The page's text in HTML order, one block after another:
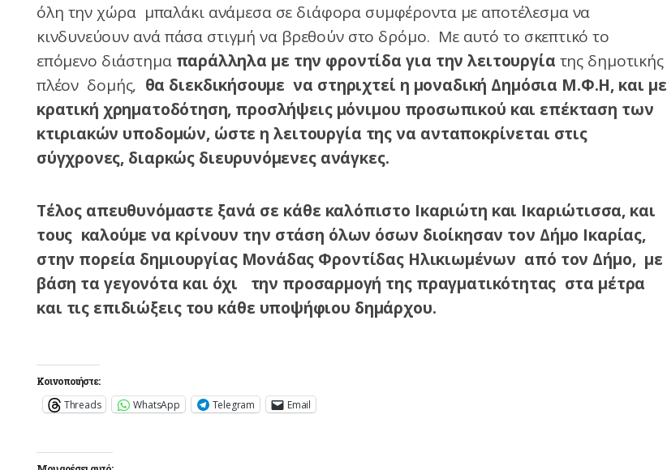
όλη την χώρα μπαλάκι ανάμεσα σε διάφορα συμφέροντα με αποτέλεσμα να
κινδυνεύουν ανά πάσα στιγμή να βρεθούν στο δρόμο. Με αυτό το σκεπτικό το
επόμενο διάστημα παράλληλα με την φροντίδα για την λειτουργία της δημοτικής
πλέον δομής, θα διεκδικήσουμε να στηριχτεί η μοναδική Δημόσια Μ.Φ.Η, και με
κρατική χρηματοδότηση, προσλήψεις μόνιμου προσωπικού και επέκταση των
κτιριακών υποδομών, ώστε η λειτουργία της να ανταποκρίνεται στις
σύγχρονες, διαρκώς διευρυνόμενες ανάγκες.
Τέλος απευθυνόμαστε ξανά σε κάθε καλόπιστο Ικαριώτη και Ικαριώτισσα, και
τους καλούμε να κρίνουν την στάση όλων όσων διοίκησαν τον Δήμο Ικαρίας,
στην πορεία δημιουργίας Μονάδας Φροντίδας Ηλικιωμένων από τον Δήμο, με
βάση τα γεγονότα και όχι την προσαρμογή της πραγματικότητας στα μέτρα
και τις επιδιώξεις του κάθε υποψήφιου δημάρχου.
Κοινοποιήστε:
Threads WhatsApp Telegram Email